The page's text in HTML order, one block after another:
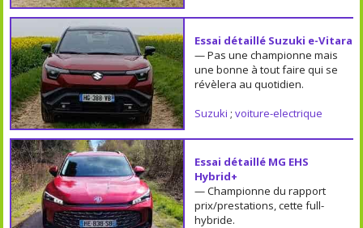
Essai détaillé Suzuki e-Vitara
— Pas une championne mais
une bonne à tout faire qui se
révèlera au quotidien.
Suzuki ; voiture-electrique
Essai détaillé MG EHS
Hybrid+
— Championne du rapport
prix/prestations, cette full-
hybride.